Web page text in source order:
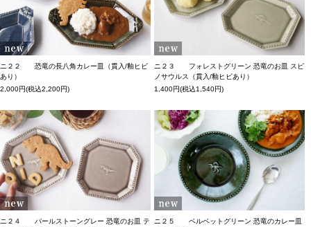
ニ２２ 恐竜の長八角カレー皿（貫入/釉ヒビ
あり）
2,000円(税込2,200円)
ニ２３ フォレストグリーン 恐竜のお皿 スピ
ノサウルス（貫入/釉ヒビあり）
1,400円(税込1,540円)
ニ２４ パールストーングレー 恐竜のお皿 テ
ニ２５ ベルベットグリーン 恐竜のカレー皿